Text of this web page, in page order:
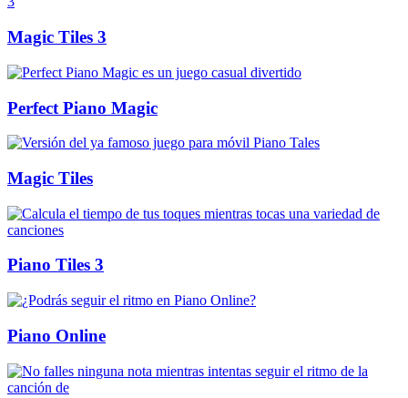
Magic Tiles 3
Perfect Piano Magic
Magic Tiles
Piano Tiles 3
Piano Online